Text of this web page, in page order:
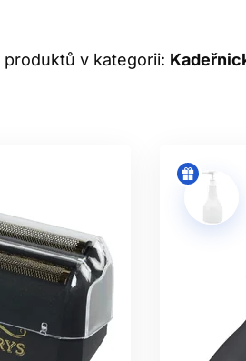
při každém jednom střihu,
kartáče na vlasy, nůžky či
produktů v kategorii: